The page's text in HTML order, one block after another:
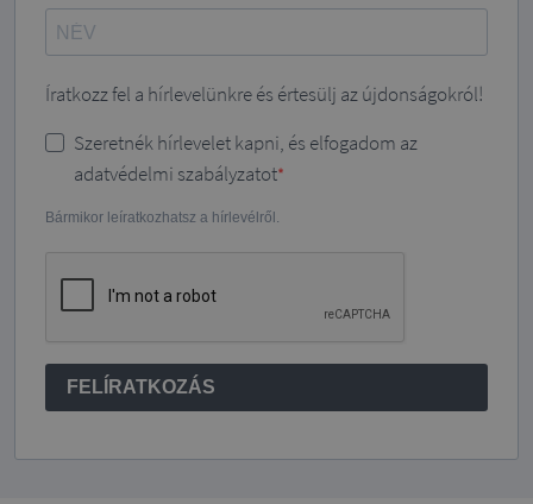
Íratkozz fel a hírlevelünkre és értesülj az újdonságokról!
Szeretnék hírlevelet kapni, és elfogadom az
adatvédelmi szabályzatot
Bármikor leíratkozhatsz a hírlevélről.
FELÍRATKOZÁS